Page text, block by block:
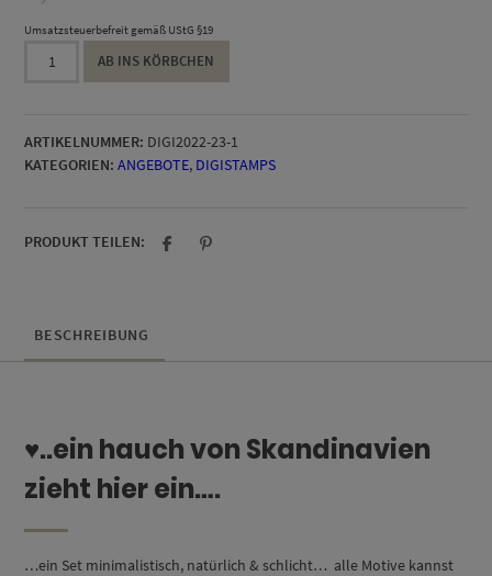
Umsatzsteuerbefreit gemäß UStG §19
VIBES
AB INS KÖRBCHEN
ARTIKELNUMMER: DIGI2022-23-1
KATEGORIEN: ANGEBOTE, DIGISTAMPS
PRODUKT TEILEN:
BESCHREIBUNG
♥..ein hauch von Skandinavien
zieht hier ein….
…ein Set minimalistisch, natürlich & schlicht… alle Motive kannst